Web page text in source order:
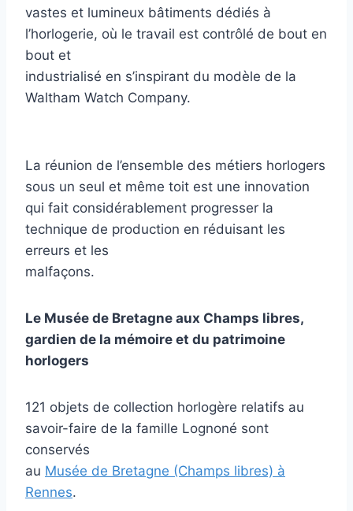
vastes et lumineux bâtiments dédiés à
l’horlogerie, où le travail est contrôlé de bout en
bout et
industrialisé en s’inspirant du modèle de la
Waltham Watch Company.
La réunion de l’ensemble des métiers horlogers
sous un seul et même toit est une innovation
qui fait considérablement progresser la
technique de production en réduisant les
erreurs et les
malfaçons.
Le Musée de Bretagne aux Champs libres,
gardien de la mémoire et du patrimoine
horlogers
121 objets de collection horlogère relatifs au
savoir-faire de la famille Lognoné sont
conservés
au Musée de Bretagne (Champs libres) à
Rennes.